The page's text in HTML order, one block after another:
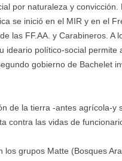
por naturaleza y
se inició en el MIR y en el
las FF.AA. y Carabineros. A
ideario político-social permite
gobierno de Bachelet
de la tierra -antes agrícola-y
contra las vidas de
los grupos Matte (Bosques